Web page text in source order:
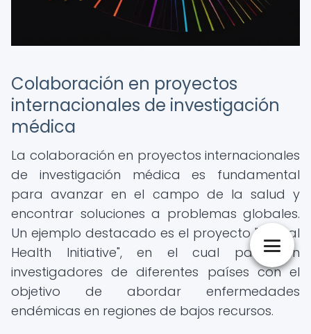
Colaboración en proyectos
internacionales de investigación
médica
La colaboración en proyectos internacionales
de investigación médica es fundamental
para avanzar en el campo de la salud y
encontrar soluciones a problemas globales.
Un ejemplo destacado es el proyecto "Global
Health Initiative", en el cual participan
investigadores de diferentes países con el
objetivo de abordar enfermedades
endémicas en regiones de bajos recursos.